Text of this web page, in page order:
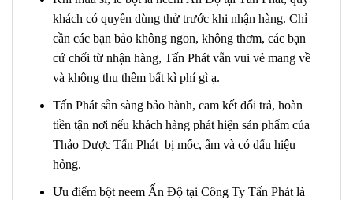
khách có quyền dùng thử trước khi nhận hàng. Chỉ
cần các bạn bảo không ngon, không thơm, các bạn
cứ chối từ nhận hàng, Tấn Phát vẫn vui vẻ mang về
và không thu thêm bất kì phí gì ạ.
Tấn Phát sẵn sàng bảo hành, cam kết đổi trả, hoàn
tiền tận nơi nếu khách hàng phát hiện sản phẩm của
Thảo Dược Tấn Phát bị mốc, ẩm và có dấu hiệu
hỏng.
Ưu điểm bột neem Ấn Độ tại Công Ty Tấn Phát là